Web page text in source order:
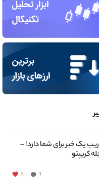
یک خبر برای شما دارد! –
کریپتو
۱ ۱